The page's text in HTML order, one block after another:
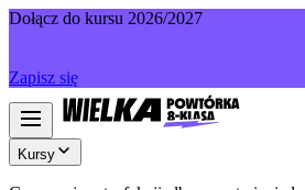
Dołącz do kursu 2026/2027
Zapisz się
Kursy